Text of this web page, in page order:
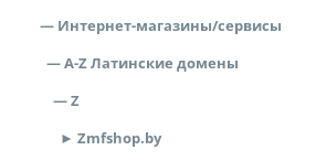
— Интернет-магазины/сервисы
— A-Z Латинские домены
— Z
► Zmfshop.by